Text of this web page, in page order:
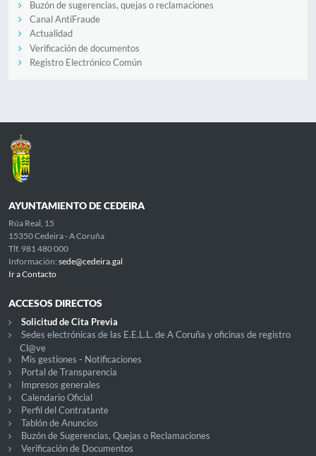
Buzón de sugerencias, quejas o reclamaciones
Canal AntiFraude
Actualidad
Verificación de documentos
Registro Electrónico Común
AYUNTAMIENTO DE CEDEIRA
Rúa Real, 15
15350 Cedeira - A Coruña
Tlf. 981 480 000
Información: sede@cedeira.gal
Ir a Contacto
ACCESOS DIRECTOS
Solicitud de Cita Previa
Sedes electrónicas de las E.E.L.L. de A Coruña y oficinas de registro
Cl@ve
Mis gestiones - Notificaciones
Portal de Transparencia
Impresos generales
Calendario Oficial
Perfil del Contratante
Tablón de Anuncios
Buzón de Sugerencias, Quejas o Reclamaciones
Verificación de Documentos